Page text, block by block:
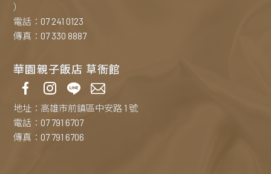
）
電話：07 241 0123
傳真：07 330 8887
華園親子飯店 草衙館
地址：高雄市前鎮區中安路 1 號
電話：07 791 6707
傳真：07 791 6706